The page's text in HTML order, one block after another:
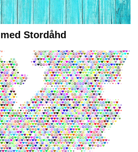
Stordåhd